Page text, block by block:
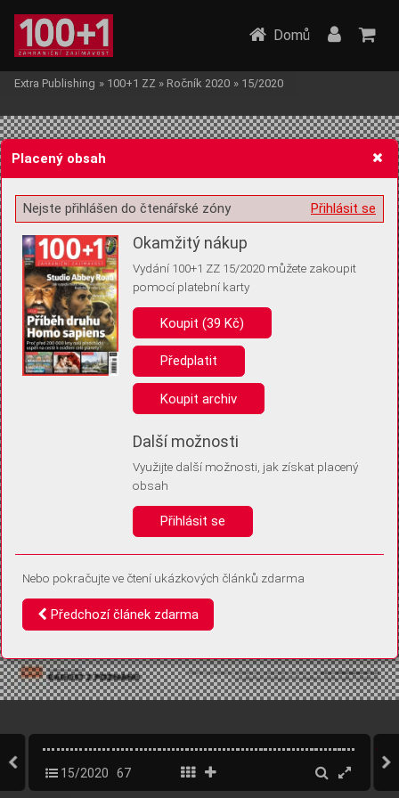
Žádost o souhlas s ukládáním volitelných informací
Pro základní fungování webu nepotřebujeme ukládat žádné informace
(tzv. cookies apod.). Rádi bychom vás ale požádali o souhlas s
uložením volitelných informací:
Anonymní unikátní ID
Díky němu příště poznáme, že se jedná o stejné zařízení, a
Identifikátor je zcela anonymní.
Vaše souhlasy a odmítnutí si ukládáme do vašeho zařízení, abychom se
vás už příště znovu neptali. Můžete je kdykoli později upravit ve Správě
Domů
Extra Publishing » 100+1 ZZ » Ročník 2020 » 15/2020
15/2020 67
Placený obsah
Přihlásit se
Nejste přihlášen do čtenářské zóny
Okamžitý nákup
Vydání 100+1 ZZ 15/2020 můžete zakoupit
pomocí platební karty
Koupit (39 Kč)
Předplatit
Koupit archiv
Další možnosti
Využijte další možnosti, jak získat placený
obsah
Přihlásit se
Nebo pokračujte ve čtení ukázkových článků zdarma
Předchozí článek zdarma